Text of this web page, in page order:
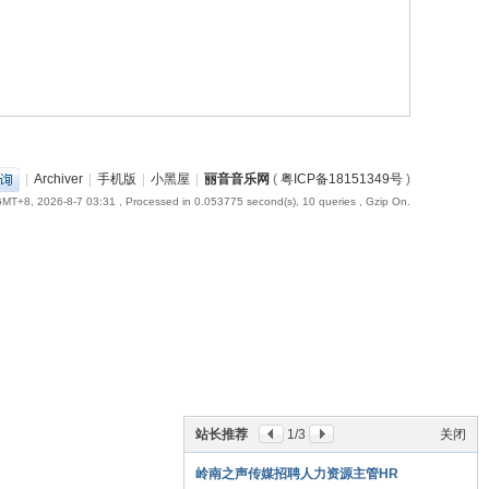
关闭
站长推荐 1/3
岭南之声传媒招聘人力资源主管HR
| Archiver | 手机版 | 小黑屋 | 丽音音乐网 ( 粤ICP备18151349号 )
2026-8-7 03:31 , Processed in 0.053775 second(s), 10 queries , Gzip On.